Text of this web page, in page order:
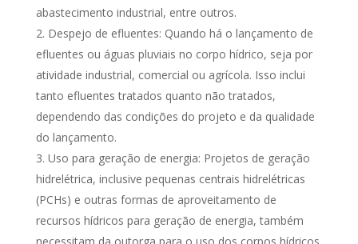
abastecimento industrial, entre outros.
Despejo de efluentes: Quando há o lançamento de
efluentes ou águas pluviais no corpo hídrico, seja por
atividade industrial, comercial ou agrícola. Isso inclui
tanto efluentes tratados quanto não tratados,
dependendo das condições do projeto e da qualidade
do lançamento.
Uso para geração de energia: Projetos de geração
hidrelétrica, inclusive pequenas centrais hidrelétricas
(PCHs) e outras formas de aproveitamento de
recursos hídricos para geração de energia, também